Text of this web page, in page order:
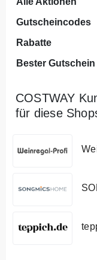
Gutscheincodes
Rabatte
Bester Gutschein
COSTWAY
für diese